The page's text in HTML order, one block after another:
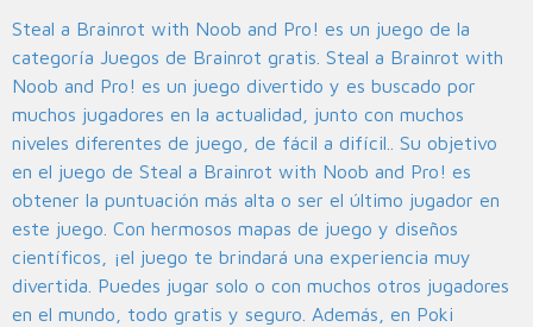
Steal a Brainrot with Noob and Pro! es un juego de la
categoría Juegos de Brainrot gratis. Steal a Brainrot with
Noob and Pro! es un juego divertido y es buscado por
muchos jugadores en la actualidad, junto con muchos
niveles diferentes de juego, de fácil a difícil.. Su objetivo
en el juego de Steal a Brainrot with Noob and Pro! es
obtener la puntuación más alta o ser el último jugador en
este juego. Con hermosos mapas de juego y diseños
científicos, ¡el juego te brindará una experiencia muy
divertida. Puedes jugar solo o con muchos otros jugadores
en el mundo, todo gratis y seguro. Además, en Poki